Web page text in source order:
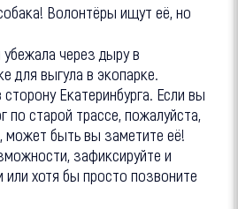
Волонтёры ищут её, но
через дыру в
для выгула в экопарке.
Екатеринбурга. Если вы
по старой трассе, пожалуйста,
может быть вы заметите её!
зафиксируйте и
хотя бы просто позвоните